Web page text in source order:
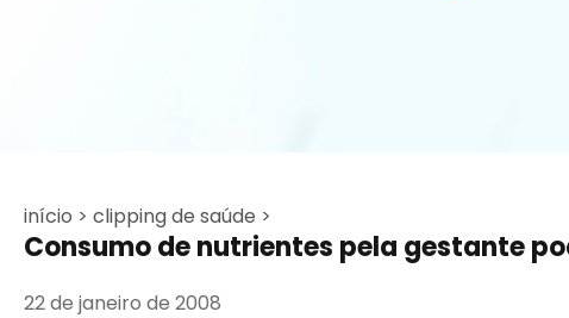
início > clipping de saúde >
Consumo de nutrientes pela gestante
22 de janeiro de 2008